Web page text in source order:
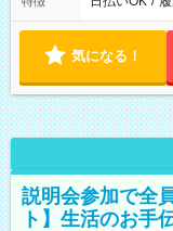
気になる！
説明会参加で全
ト】生活のお手